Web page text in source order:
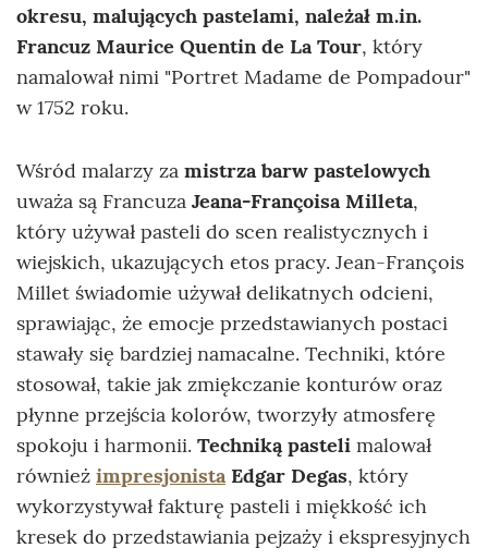
okresu, malujących pastelami, należał m.in.
Francuz Maurice Quentin de La Tour, który
namalował nimi "Portret Madame de Pompadour"
w 1752 roku.
Wśród malarzy za mistrza barw pastelowych
uważa są Francuza Jeana-Françoisa Milleta,
który używał pasteli do scen realistycznych i
wiejskich, ukazujących etos pracy. Jean-François
Millet świadomie używał delikatnych odcieni,
sprawiając, że emocje przedstawianych postaci
stawały się bardziej namacalne. Techniki, które
stosował, takie jak zmiękczanie konturów oraz
płynne przejścia kolorów, tworzyły atmosferę
spokoju i harmonii. Techniką pasteli malował
również impresjonista Edgar Degas, który
wykorzystywał fakturę pasteli i miękkość ich
kresek do przedstawiania pejzaży i ekspresyjnych